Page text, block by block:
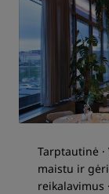
Tarptautinė
maistu ir
reikalavimus